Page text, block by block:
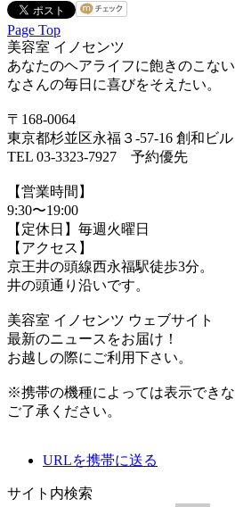
Page Top
美容室 イノセンツ
あなたのヘアライフに飽きのこな
なさんの毎日に喜びをそえたい。
〒168-0064
東京都杉並区永福３-57-16 創和ビ
TEL 03-3323-7927 予約優先
【営業時間】
9:30〜19:00
【定休日】毎週火曜日
【アクセス】
京王井の頭線西永福駅徒歩3分。
井の頭通り沿いです。
美容室 イノセンツ ウェブサイト
最新のニュースをお届け！
お越しの際にご利用下さい。
※携帯の機種によっては表示でき
ご了承ください。
URLを携帯に送る
サイト内検索